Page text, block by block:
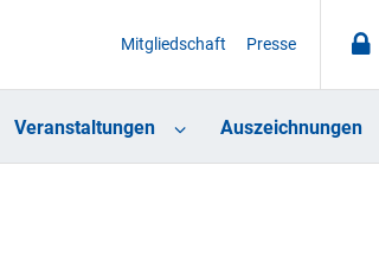
Mitgliedschaft Presse
Veranstaltungen Auszeichnungen